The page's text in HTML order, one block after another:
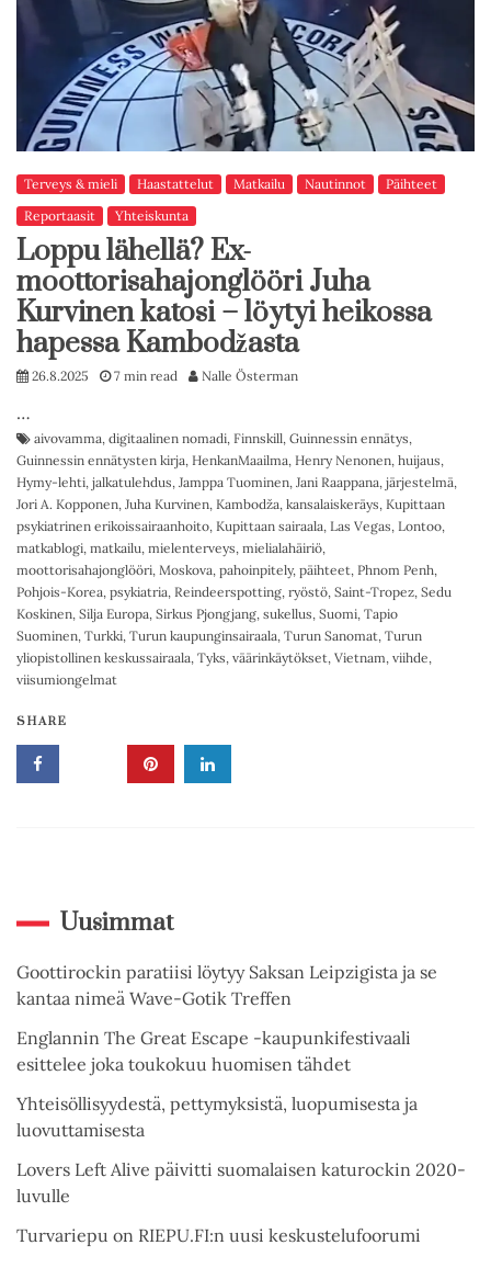
Terveys & mieli Haastattelut Matkailu Nautinnot
Päihteet
Reportaasit
Yhteiskunta
Loppu lähellä? Ex-
moottorisahajonglööri Juha
Kurvinen katosi – löytyi heikossa
hapessa Kambodžasta
26.8.2025 7 min read Nalle Österman
…
aivovamma, digitaalinen nomadi, Finnskill, Guinnessin ennätys,
Guinnessin ennätysten kirja, HenkanMaailma, Henry Nenonen, huijaus,
Hymy-lehti, jalkatulehdus, Jamppa Tuominen, Jani Raappana, järjestelmä,
Jori A. Kopponen, Juha Kurvinen, Kambodža, kansalaiskeräys, Kupittaan
psykiatrinen erikoissairaanhoito, Kupittaan sairaala, Las Vegas, Lontoo,
matkablogi, matkailu, mielenterveys, mielialahäiriö,
moottorisahajonglööri, Moskova, pahoinpitely, päihteet, Phnom Penh,
Pohjois-Korea, psykiatria, Reindeerspotting, ryöstö, Saint-Tropez, Sedu
Koskinen, Silja Europa, Sirkus Pjongjang, sukellus, Suomi, Tapio
Suominen, Turkki, Turun kaupunginsairaala, Turun Sanomat, Turun
yliopistollinen keskussairaala, Tyks, väärinkäytökset, Vietnam, viihde,
viisumiongelmat
SHARE
Uusimmat
Goottirockin paratiisi löytyy Saksan Leipzigista ja se
kantaa nimeä Wave-Gotik Treffen
Englannin The Great Escape -kaupunkifestivaali
esittelee joka toukokuu huomisen tähdet
Yhteisöllisyydestä, pettymyksistä, luopumisesta ja
luovuttamisesta
Lovers Left Alive päivitti suomalaisen katurockin 2020-
luvulle
Turvariepu on RIEPU.FI:n uusi keskustelufoorumi